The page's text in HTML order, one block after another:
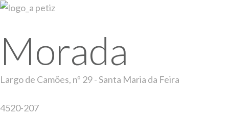
Morada
Largo de Camões, nº 29 - Santa Maria da Feira
4520-207